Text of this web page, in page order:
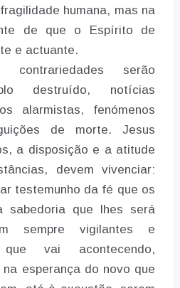
humana, mas na
de que o Espírito de
e actuante.
serão
destruído, notícias
alarmistas, fenómenos
de morte. Jesus
a disposição e a atitude
devem vivenciar:
testemunho da fé que os
sabedoria que lhes será
sempre vigilantes e
vai acontecendo,
esperança do novo que